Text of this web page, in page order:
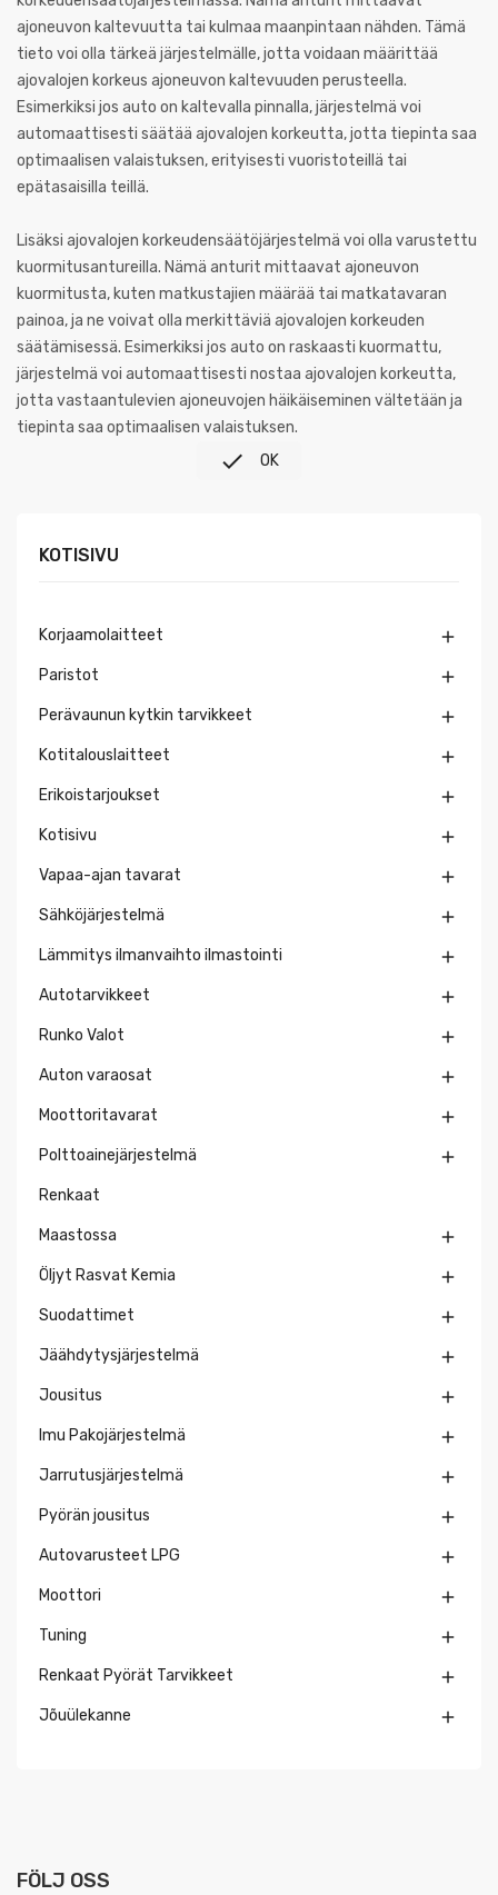
ajoneuvon kaltevuutta tai kulmaa maanpintaan nähden. Tämä
tieto voi olla tärkeä järjestelmälle, jotta voidaan määrittää
ajovalojen korkeus ajoneuvon kaltevuuden perusteella.
Esimerkiksi jos auto on kaltevalla pinnalla, järjestelmä voi
automaattisesti säätää ajovalojen korkeutta, jotta tiepinta saa
optimaalisen valaistuksen, erityisesti vuoristoteillä tai
epätasaisilla teillä.
Lisäksi ajovalojen korkeudensäätöjärjestelmä voi olla varustettu
kuormitusantureilla. Nämä anturit mittaavat ajoneuvon
kuormitusta, kuten matkustajien määrää tai matkatavaran
painoa, ja ne voivat olla merkittäviä ajovalojen korkeuden
säätämisessä. Esimerkiksi jos auto on raskaasti kuormattu,
järjestelmä voi automaattisesti nostaa ajovalojen korkeutta,
jotta vastaantulevien ajoneuvojen häikäiseminen vältetään ja
tiepinta saa optimaalisen valaistuksen.
 OK
KOTISIVU
Korjaamolaitteet 
Paristot 
Perävaunun kytkin tarvikkeet 
Kotitalouslaitteet 
Erikoistarjoukset 
Kotisivu 
Vapaa-ajan tavarat 
Sähköjärjestelmä 
Lämmitys ilmanvaihto ilmastointi 
Autotarvikkeet 
Runko Valot 
Auton varaosat 
Moottoritavarat 
Polttoainejärjestelmä 
Renkaat
Maastossa 
Öljyt Rasvat Kemia 
Suodattimet 
Jäähdytysjärjestelmä 
Jousitus 
Imu Pakojärjestelmä 
Jarrutusjärjestelmä 
Pyörän jousitus 
Autovarusteet LPG 
Moottori 
Tuning 
Renkaat Pyörät Tarvikkeet 
Jõuülekanne 
FÖLJ OSS